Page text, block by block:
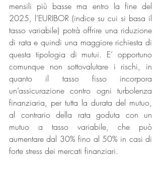
mensili più basse ma entro la fine del
2025, l’EURIBOR (indice su cui si basa il
tasso variabile) potrà offrire una riduzione
di rata e quindi una maggiore richiesta di
questa tipologia di mutui. E’ opportuno
comunque non sottovalutare i rischi, in
quanto il tasso fisso incorpora
un’assicurazione contro ogni turbolenza
finanziaria, per tutta la durata del mutuo,
al contrario della rata goduta con un
mutuo a tasso variabile, che può
aumentare dal 30% fino al 50% in casi di
forte stress dei mercati finanziari.